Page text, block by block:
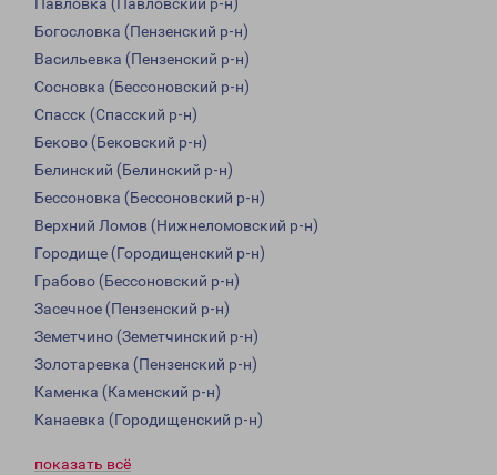
Павловка (Павловский р-н)
Богословка (Пензенский р-н)
Васильевка (Пензенский р-н)
Сосновка (Бессоновский р-н)
Спасск (Спасский р-н)
Беково (Бековский р-н)
Белинский (Белинский р-н)
Бессоновка (Бессоновский р-н)
Верхний Ломов (Нижнеломовский р-н)
Городище (Городищенский р-н)
Грабово (Бессоновский р-н)
Засечное (Пензенский р-н)
Земетчино (Земетчинский р-н)
Золотаревка (Пензенский р-н)
Каменка (Каменский р-н)
Канаевка (Городищенский р-н)
показать всё